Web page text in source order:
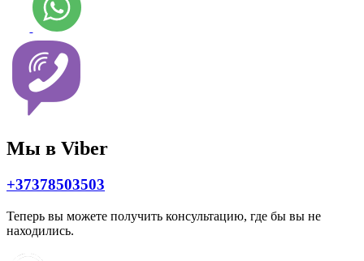
Мы в Viber
+37378503503
Теперь вы можете получить консультацию, где бы вы не
находились.